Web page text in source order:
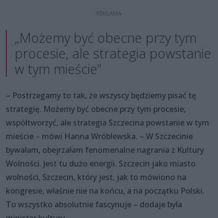
„Możemy być obecne przy tym
procesie, ale strategia powstanie
w tym mieście”
– Postrzegamy to tak, że wszyscy będziemy pisać tę
strategię. Możemy być obecne przy tym procesie,
współtworzyć, ale strategia Szczecina powstanie w tym
mieście – mówi Hanna Wróblewska. – W Szczecinie
bywałam, obejrzałam fenomenalne nagrania z Kultury
Wolności. Jest tu dużo energii. Szczecin jako miasto
wolności, Szczecin, który jest, jak to mówiono na
kongresie, właśnie nie na końcu, a na początku Polski.
To wszystko absolutnie fascynuje – dodaje była